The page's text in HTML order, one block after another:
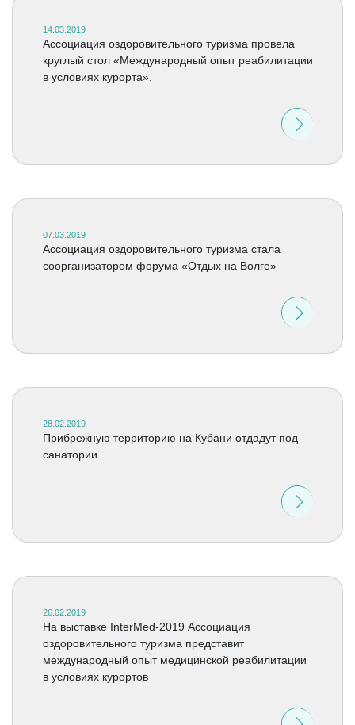
14.03.2019
Ассоциация оздоровительного туризма провела
круглый стол «Международный опыт реабилитации
в условиях курорта».
07.03.2019
Ассоциация оздоровительного туризма стала
соорганизатором форума «Отдых на Волге»
28.02.2019
Прибрежную территорию на Кубани отдадут под
санатории
26.02.2019
На выставке InterMed-2019 Ассоциация
оздоровительного туризма представит
международный опыт медицинской реабилитации
в условиях курортов